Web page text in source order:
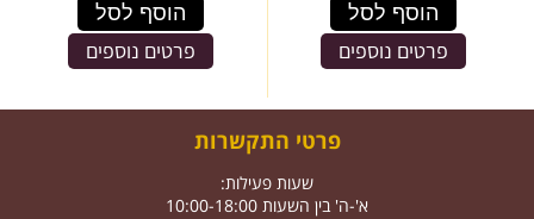
הוסף לסל
פרטים נוספים
הוסף לסל
פרטים נוספים
פרטי התקשרות
שעות פעילות:
א'-ה' בין השעות 10:00-18:00